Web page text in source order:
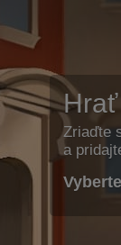
Zriaďte
a